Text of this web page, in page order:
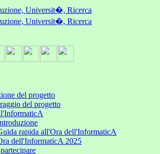
del progetto
del progetto
rapida all'Ora dell'InformaticA
dell'InformaticA 2025